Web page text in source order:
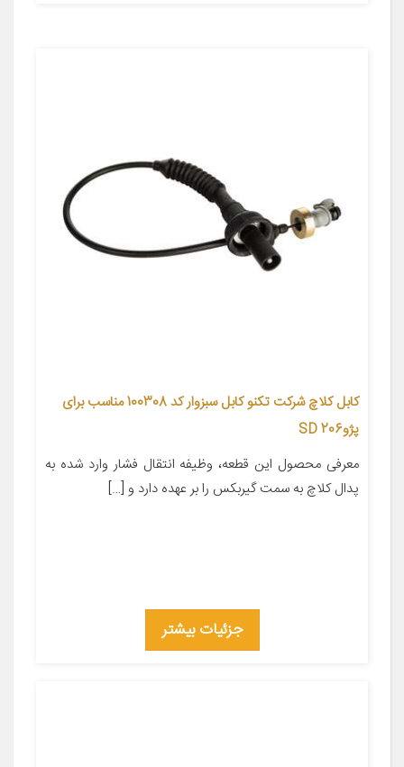
کابل کلاچ شرکت تکنو کابل سبزوار کد 100308 مناسب برای
پژو206 SD
معرفی محصول این قطعه، وظیفه انتقال فشار وارد شده به
پدال کلاچ به سمت گیربکس را بر عهده دارد و […]
جزئیات بیشتر